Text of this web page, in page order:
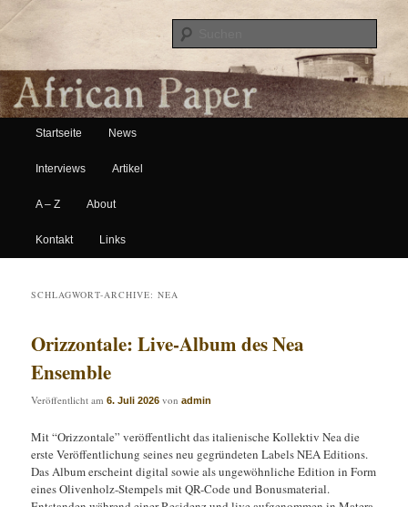
African Paper
Hauptmenü
Zum Inhalt wechseln
Zum sekundären Inhalt wechseln
Startseite News
Interviews Artikel
A – Z About
Kontakt Links
SCHLAGWORT-ARCHIVE:NEA
Orizzontale: Live-Album des Nea
Ensemble
Veröffentlicht am6. Juli 2026 vonadmin
Mit “Orizzontale” veröffentlicht das italienische Kollektiv Nea die
erste Veröffentlichung seines neu gegründeten Labels NEA Editions.
Das Album erscheint digital sowie als ungewöhnliche Edition in Form
eines Olivenholz-Stempels mit QR-Code und Bonusmaterial.